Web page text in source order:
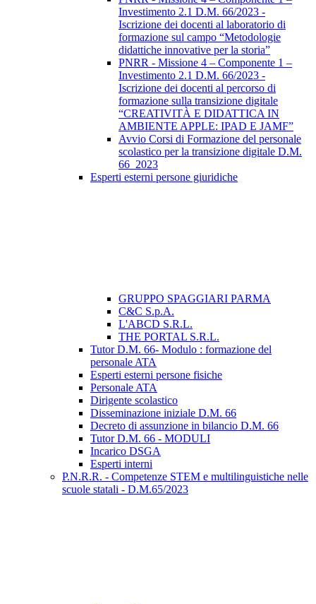
Investimento 2.1 D.M. 66/2023 -
Iscrizione dei docenti al laboratorio di
formazione sul campo “Metodologie
didattiche innovative per la storia”
PNRR - Missione 4 – Componente 1 –
Investimento 2.1 D.M. 66/2023 -
Iscrizione dei docenti al percorso di
formazione sulla transizione digitale
“CREATIVITÀ E DIDATTICA IN
AMBIENTE APPLE: IPAD E JAMF”
Avvio Corsi di Formazione del personale
scolastico per la transizione digitale D.M.
66_2023
Esperti esterni persone giuridiche
GRUPPO SPAGGIARI PARMA
C&C S.p.A.
L'ABCD S.R.L.
THE PORTAL S.R.L.
Tutor D.M. 66- Modulo : formazione del
personale ATA
Esperti esterni persone fisiche
Personale ATA
Dirigente scolastico
Disseminazione iniziale D.M. 66
Decreto di assunzione in bilancio D.M. 66
Tutor D.M. 66 - MODULI
Incarico DSGA
Esperti interni
P.N.R.R. - Competenze STEM e multilinguistiche nelle
scuole statali - D.M.65/2023